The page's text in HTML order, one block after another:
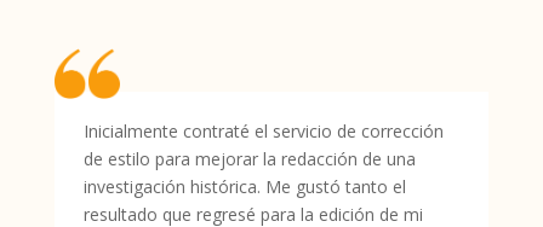
Inicialmente contraté el servicio de corrección
de estilo para mejorar la redacción de una
investigación histórica. Me gustó tanto el
resultado que regresé para la edición de mi